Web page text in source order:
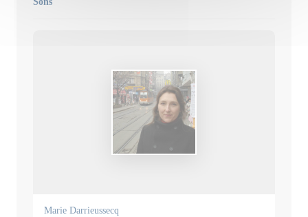
Marie Darrieussecq